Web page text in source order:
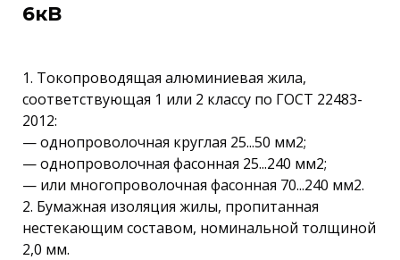
6кВ
1. Токопроводящая алюминиевая жила,
соответствующая 1 или 2 классу по ГОСТ 22483-
2012:
— однопроволочная круглая 25...50 мм2;
— однопроволочная фасонная 25...240 мм2;
— или многопроволочная фасонная 70...240 мм2.
2. Бумажная изоляция жилы, пропитанная
нестекающим составом, номинальной толщиной
2,0 мм.